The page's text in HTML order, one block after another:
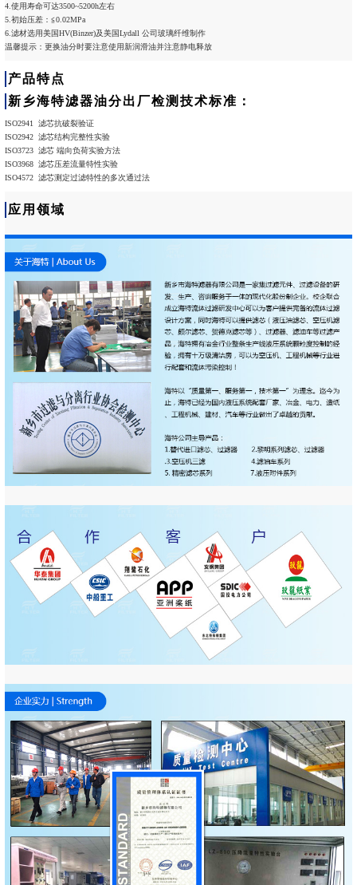
4.使用寿命可达3500~5200h左右
5.初始压差：≦0.02MPa
6.滤材选用美国HV(Binzer)及美国Lydall 公司玻璃纤维制作
温馨提示：更换油分时要注意使用新润滑油并注意静电释放
产品特点
新乡海特滤器油分出厂检测技术标准：
ISO2941 滤芯抗破裂验证
ISO2942 滤芯结构完整性实验
ISO3723 滤芯 端向负荷实验方法
ISO3968 滤芯压差流量特性实验
ISO4572 滤芯测定过滤特性的多次通过法
应用领域